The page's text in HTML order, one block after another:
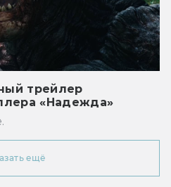
трейлер
«Надежда»
ещё